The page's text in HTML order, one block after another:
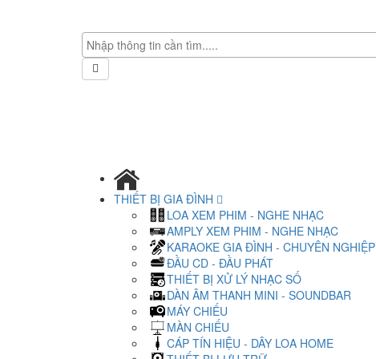
THIẾT BỊ GIA ĐÌNH
LOA XEM PHIM - NGHE NHẠC
AMPLY XEM PHIM - NGHE NHẠC
KARAOKE GIA ĐÌNH - CHUYÊN NGHIỆP
ĐẦU CD - ĐẦU PHÁT
THIẾT BỊ XỬ LÝ NHẠC SỐ
DÀN ÂM THANH MINI - SOUNDBAR
MÁY CHIẾU
MÀN CHIẾU
CÁP TÍN HIỆU - DÂY LOA HOME